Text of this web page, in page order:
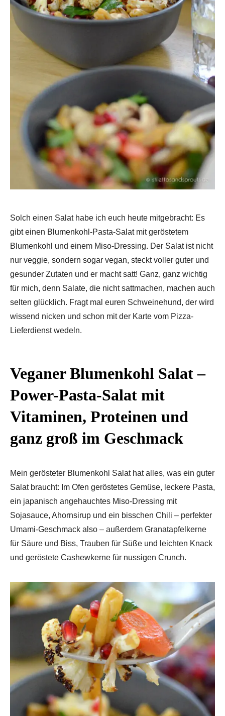
Solch einen Salat habe ich euch heute mitgebracht: Es
gibt einen Blumenkohl-Pasta-Salat mit geröstetem
Blumenkohl und einem Miso-Dressing. Der Salat ist nicht
nur veggie, sondern sogar vegan, steckt voller guter und
gesunder Zutaten und er macht satt! Ganz, ganz wichtig
für mich, denn Salate, die nicht sattmachen, machen auch
selten glücklich. Fragt mal euren Schweinehund, der wird
wissend nicken und schon mit der Karte vom Pizza-
Lieferdienst wedeln.
Veganer Blumenkohl Salat –
Power-Pasta-Salat mit
Vitaminen, Proteinen und
ganz groß im Geschmack
Mein gerösteter Blumenkohl Salat hat alles, was ein guter
Salat braucht: Im Ofen geröstetes Gemüse, leckere Pasta,
ein japanisch angehauchtes Miso-Dressing mit
Sojasauce, Ahornsirup und ein bisschen Chili – perfekter
Umami-Geschmack also – außerdem Granatapfelkerne
für Säure und Biss, Trauben für Süße und leichten Knack
und geröstete Cashewkerne für nussigen Crunch.